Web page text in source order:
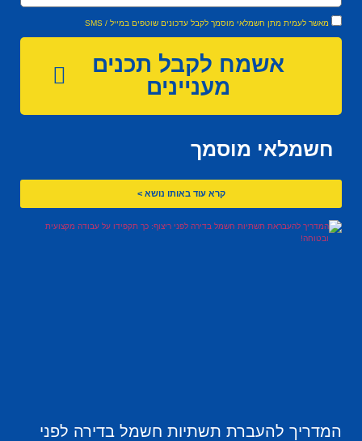
מאשר לעמית מתן חשמלאי מוסמך לקבל עדכונים שוטפים במייל / SMS
אשמח לקבל תכנים
מעניינים
חשמלאי מוסמך
קרא עוד באותו נושא >
המדריך להעברת תשתיות חשמל בדירה לפני